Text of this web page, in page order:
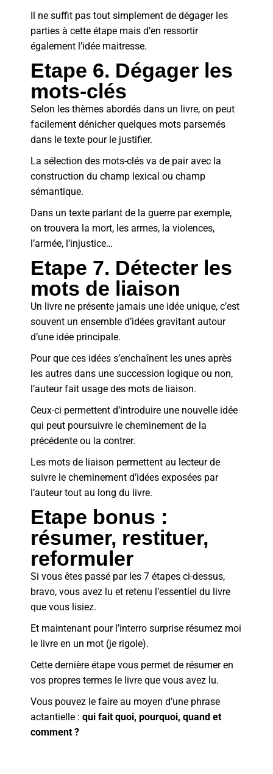
Il ne suffit pas tout simplement de dégager les
parties à cette étape mais d’en ressortir
également l’idée maitresse.
Etape 6. Dégager les
mots-clés
Selon les thèmes abordés dans un livre, on peut
facilement dénicher quelques mots parsemés
dans le texte pour le justifier.
La sélection des mots-clés va de pair avec la
construction du champ lexical ou champ
sémantique.
Dans un texte parlant de la guerre par exemple,
on trouvera la mort, les armes, la violences,
l’armée, l’injustice…
Etape 7. Détecter les
mots de liaison
Un livre ne présente jamais une idée unique, c’est
souvent un ensemble d’idées gravitant autour
d’une idée principale.
Pour que ces idées s’enchaînent les unes après
les autres dans une succession logique ou non,
l’auteur fait usage des mots de liaison.
Ceux-ci permettent d’introduire une nouvelle idée
qui peut poursuivre le cheminement de la
précédente ou la contrer.
Les mots de liaison permettent au lecteur de
suivre le cheminement d’idées exposées par
l’auteur tout au long du livre.
Etape bonus :
résumer, restituer,
reformuler
Si vous êtes passé par les 7 étapes ci-dessus,
bravo, vous avez lu et retenu l’essentiel du livre
que vous lisiez.
Et maintenant pour l’interro surprise résumez moi
le livre en un mot (je rigole).
Cette dernière étape vous permet de résumer en
vos propres termes le livre que vous avez lu.
Vous pouvez le faire au moyen d’une phrase
actantielle : qui fait quoi, pourquoi, quand et
comment ?